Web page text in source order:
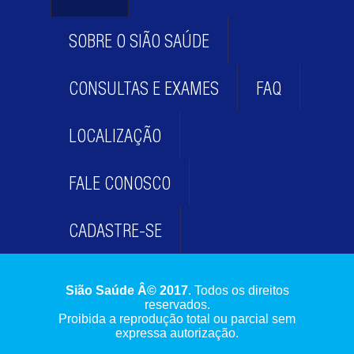
SOBRE O SIÃO SAÚDE
CONSULTAS E EXAMES FAQ
LOCALIZAÇÃO
FALE CONOSCO
CADASTRE-SE
Sião Saúde Â© 2017. Todos os direitos
reservados.
Proibida a reprodução total ou parcial sem
expressa autorização.